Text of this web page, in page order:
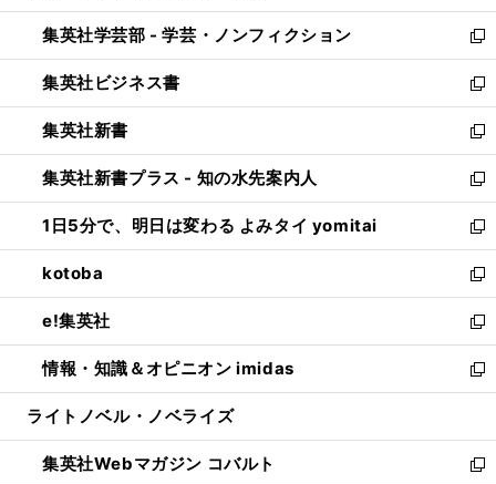
開
く
ウ
で
開
く
ン
ド
ウ
で
開
く
ウ
ィ
ン
ド
ウ
で
開
く
集英社学芸部 - 学芸・ノンフィクション
新
し
い
ウ
ィ
ン
ド
ウ
で
開
く
集英社ビジネス書
新
し
い
ウ
ィ
ン
ド
ウ
で
開
く
集英社新書
新
し
い
ウ
ィ
ン
ド
ウ
で
開
く
集英社新書プラス - 知の水先案内人
新
し
い
ウ
ィ
ン
ド
ウ
で
開
1日5分で、明日は変わる よみタイ yomitai
新
し
い
ウ
ィ
ン
ド
ウ
開
く
kotoba
新
し
い
ウ
ィ
ン
ウ
で
e!集英社
新
し
い
ウ
ン
ド
情報・知識＆オピニオン imidas
新
し
ウ
ィ
ライトノベル・ノベライズ
集英社Webマガジン コバルト
新